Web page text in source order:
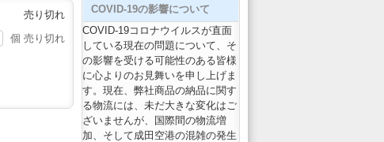
売り切れ
個 売り切れ
COVID-19の影響について
COVID-19コロナウイルスが直面
している現在の問題について、そ
の影響を受ける可能性のある皆様
に心よりのお見舞いを申し上げま
す。現在、弊社商品の納品に関す
る物流には、未だ大きな変化はご
ざいませんが、国際間の物流増
加、そして成田空港の混雑の発生